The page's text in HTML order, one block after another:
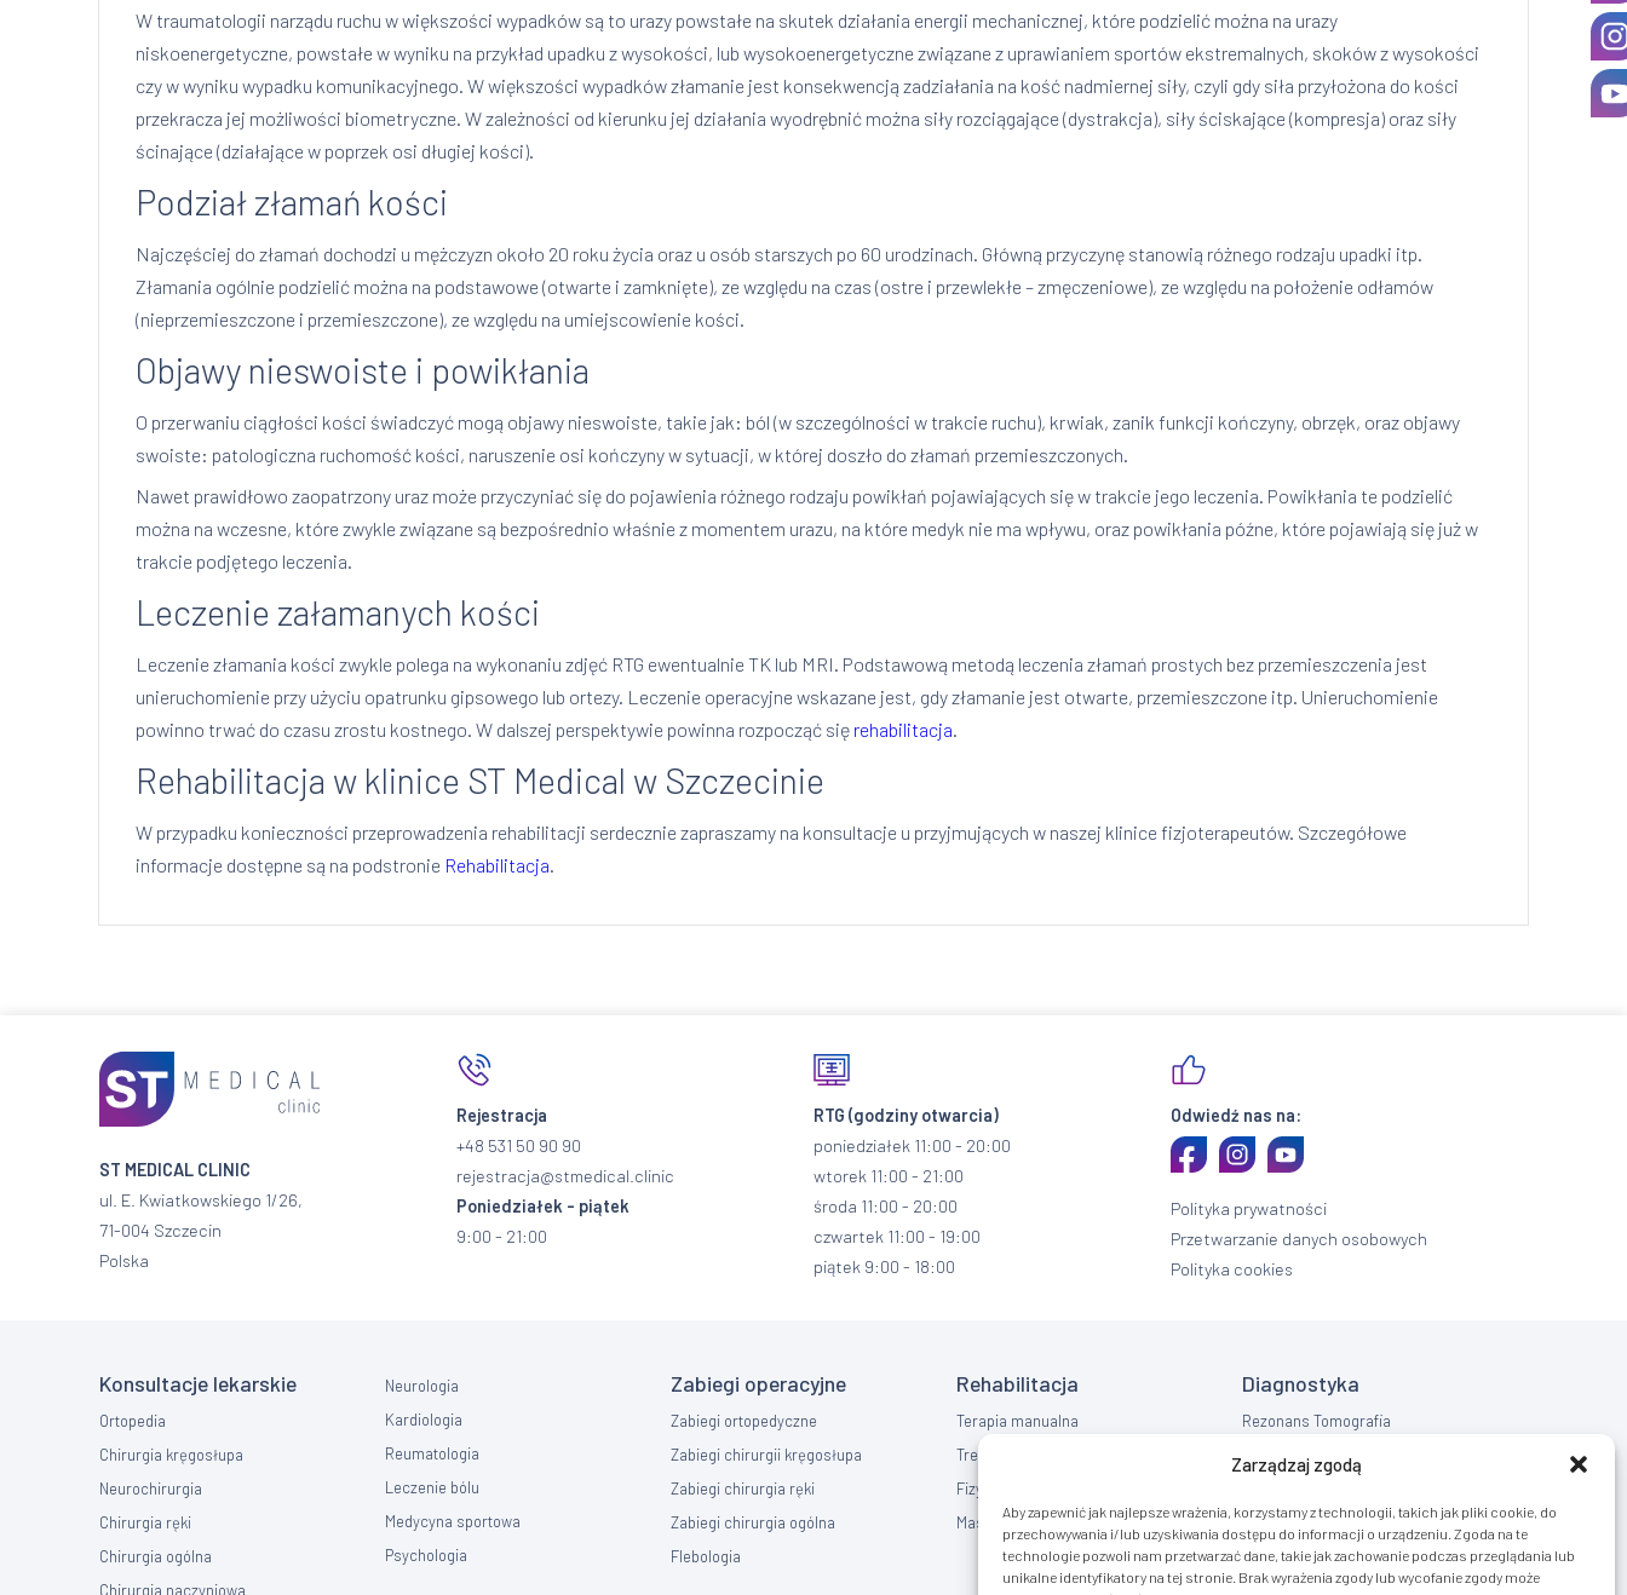
Zarządzaj zgodą
Aby zapewnić jak najlepsze wrażenia, korzystamy z technologii, takich jak pliki cookie, do
przechowywania i/lub uzyskiwania dostępu do informacji o urządzeniu. Zgoda na te
technologie pozwoli nam przetwarzać dane, takie jak zachowanie podczas przeglądania lub
unikalne identyfikatory na tej stronie. Brak wyrażenia zgody lub wycofanie zgody może
W traumatologii narządu ruchu w większości wypadków są to urazy powstałe na skutek działania energii mechanicznej, które podzielić można na urazy
niskoenergetyczne, powstałe w wyniku na przykład upadku z wysokości, lub wysokoenergetyczne związane z uprawianiem sportów ekstremalnych, skoków z wysokości
czy w wyniku wypadku komunikacyjnego. W większości wypadków złamanie jest konsekwencją zadziałania na kość nadmiernej siły, czyli gdy siła przyłożona do kości
przekracza jej możliwości biometryczne. W zależności od kierunku jej działania wyodrębnić można siły rozciągające (dystrakcja), siły ściskające (kompresja) oraz siły
ścinające (działające w poprzek osi długiej kości).
Podział złamań kości
Najczęściej do złamań dochodzi u mężczyzn około 20 roku życia oraz u osób starszych po 60 urodzinach. Główną przyczynę stanowią różnego rodzaju upadki itp.
Złamania ogólnie podzielić można na podstawowe (otwarte i zamknięte), ze względu na czas (ostre i przewlekłe – zmęczeniowe), ze względu na położenie odłamów
(nieprzemieszczone i przemieszczone), ze względu na umiejscowienie kości.
Objawy nieswoiste i powikłania
O przerwaniu ciągłości kości świadczyć mogą objawy nieswoiste, takie jak: ból (w szczególności w trakcie ruchu), krwiak, zanik funkcji kończyny, obrzęk, oraz objawy
swoiste: patologiczna ruchomość kości, naruszenie osi kończyny w sytuacji, w której doszło do złamań przemieszczonych.
Nawet prawidłowo zaopatrzony uraz może przyczyniać się do pojawienia różnego rodzaju powikłań pojawiających się w trakcie jego leczenia. Powikłania te podzielić
można na wczesne, które zwykle związane są bezpośrednio właśnie z momentem urazu, na które medyk nie ma wpływu, oraz powikłania późne, które pojawiają się już w
trakcie podjętego leczenia.
Leczenie załamanych kości
Leczenie złamania kości zwykle polega na wykonaniu zdjęć RTG ewentualnie TK lub MRI. Podstawową metodą leczenia złamań prostych bez przemieszczenia jest
unieruchomienie przy użyciu opatrunku gipsowego lub ortezy. Leczenie operacyjne wskazane jest, gdy złamanie jest otwarte, przemieszczone itp. Unieruchomienie
powinno trwać do czasu zrostu kostnego. W dalszej perspektywie powinna rozpocząć się rehabilitacja
Rehabilitacja w klinice ST Medical w Szczecinie
W przypadku konieczności przeprowadzenia rehabilitacji serdecznie zapraszamy na konsultacje u przyjmujących w naszej klinice fizjoterapeutów. Szczegółowe
informacje dostępne są na podstronie Rehabilitacja
ST MEDICAL CLINIC
ul. E. Kwiatkowskiego 1/26,
71-004 Szczecin
Polska
Rejestracja
+48 531 50 90 90
rejestracja@stmedical.clinic
Poniedziałek - piątek
9:00 - 21:00
RTG (godziny otwarcia)
poniedziałek 11:00 - 20:00
wtorek 11:00 - 21:00
środa 11:00 - 20:00
czwartek 11:00 - 19:00
piątek 9:00 - 18:00
Odwiedź nas na:
Polityka prywatności
Przetwarzanie danych osobowych
Polityka cookies
Konsultacje lekarskie
Ortopedia
Chirurgia kręgosłupa
Neurochirurgia
Chirurgia ręki
Chirurgia ogólna
Chirurgia naczyniowa
Neurologia
Kardiologia
Reumatologia
Leczenie bólu
Medycyna sportowa
Psychologia
Zabiegi operacyjne
Zabiegi ortopedyczne
Zabiegi chirurgii kręgosłupa
Zabiegi chirurgia ręki
Zabiegi chirurgia ogólna
Flebologia
Rehabilitacja
Terapia manualna
Trening EMS
Fizykoterapia
Masaż
Diagnostyka
Rezonans Tomografia